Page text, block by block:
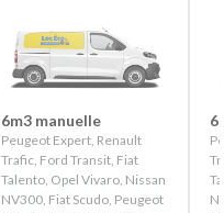
6m3 manuelle
Peugeot Expert, Renault
Trafic, Ford Transit, Fiat
Talento, Opel Vivaro, Nissan
NV300, Fiat Scudo, Peugeot